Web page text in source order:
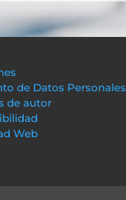
de Datos Personales
de autor
Web